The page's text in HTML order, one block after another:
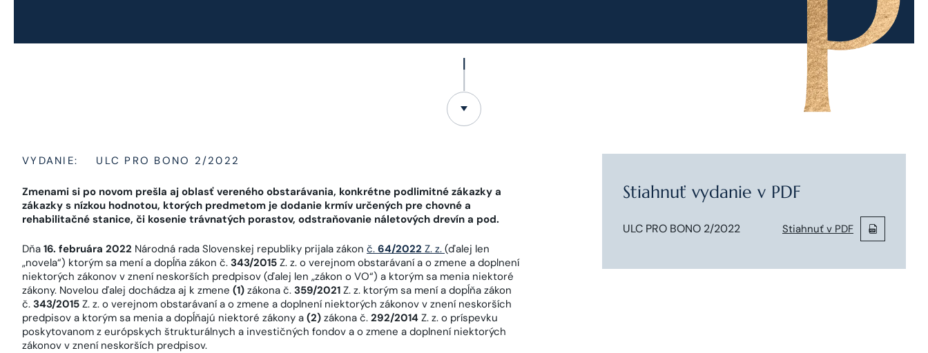
VYDANIE: ULC PRO BONO 2/2022
Zmenami si po novom prešla aj oblasť vereného obstarávania, konkrétne podlimitné zákazky a
zákazky s nízkou hodnotou, ktorých predmetom je dodanie krmív určených pre chovné a
rehabilitačné stanice, či kosenie trávnatých porastov, odstraňovanie náletových drevín a pod.
Dňa 16. februára 2022 Národná rada Slovenskej republiky prijala zákon č. 64/2022 Z. z. (ďalej len
„novela“) ktorým sa mení a dopĺňa zákon č. 343/2015 Z. z. o verejnom obstarávaní a o zmene a doplnení
niektorých zákonov v znení neskorších predpisov (ďalej len „zákon o VO“) a ktorým sa menia niektoré
zákony. Novelou ďalej dochádza aj k zmene (1) zákona č. 359/2021 Z. z. ktorým sa mení a dopĺňa zákon
č. 343/2015 Z. z. o verejnom obstarávaní a o zmene a doplnení niektorých zákonov v znení neskorších
predpisov a ktorým sa menia a dopĺňajú niektoré zákony a (2) zákona č. 292/2014 Z. z. o príspevku
poskytovanom z európskych štrukturálnych a investičných fondov a o zmene a doplnení niektorých
zákonov v znení neskorších predpisov.
Stiahnuť vydanie v PDF
ULC PRO BONO 2/2022 Stiahnuť v PDF